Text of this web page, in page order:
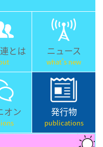
とは ニュース
what's new
オン 発行物
publications